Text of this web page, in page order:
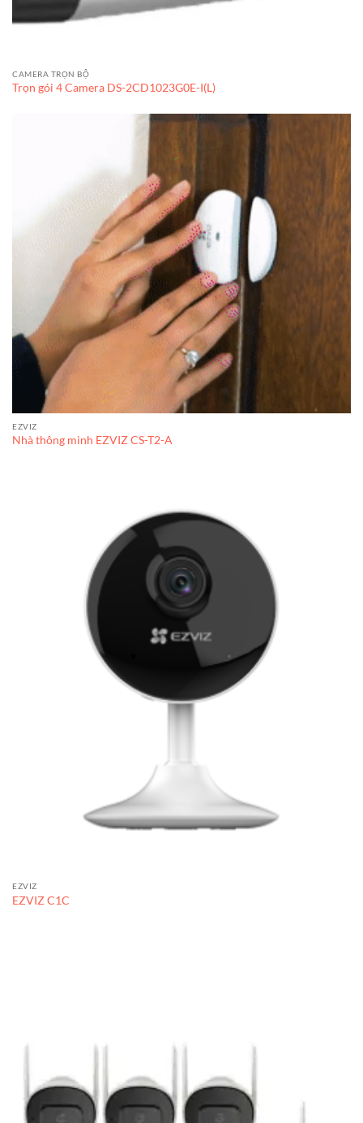
CAMERA TRỌN BỘ
Trọn gói 4 Camera DS-2CD1023G0E-I(L)
EZVIZ
Nhà thông minh EZVIZ CS-T2-A
EZVIZ
EZVIZ C1C